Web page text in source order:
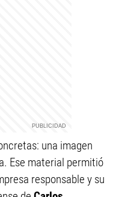
una imagen
Ese material permitió
responsable y su